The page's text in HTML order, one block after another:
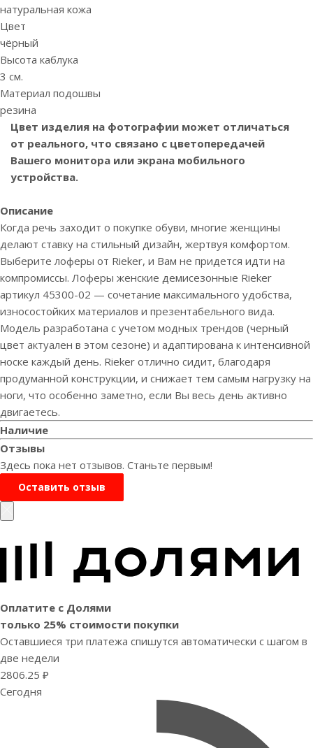
натуральная кожа
Цвет
чёрный
Высота каблука
3 см.
Материал подошвы
резина
Цвет изделия на фотографии может отличаться
от реального, что связано с цветопередачей
Вашего монитора или экрана мобильного
устройства.
Описание
Когда речь заходит о покупке обуви, многие женщины
делают ставку на стильный дизайн, жертвуя комфортом.
Выберите лоферы от Rieker, и Вам не придется идти на
компромиссы. Лоферы женские демисезонные Rieker
артикул 45300-02 — сочетание максимального удобства,
износостойких материалов и презентабельного вида.
Модель разработана с учетом модных трендов (черный
цвет актуален в этом сезоне) и адаптирована к интенсивной
носке каждый день. Rieker отлично сидит, благодаря
продуманной конструкции, и снижает тем самым нагрузку на
ноги, что особенно заметно, если Вы весь день активно
двигаетесь.
Наличие
Отзывы
Здесь пока нет отзывов. Станьте первым!
Оставить отзыв
Оплатите с Долями
только 25% стоимости покупки
Оставшиеся три платежа спишутся автоматически с шагом в
две недели
2806.25 ₽
Сегодня